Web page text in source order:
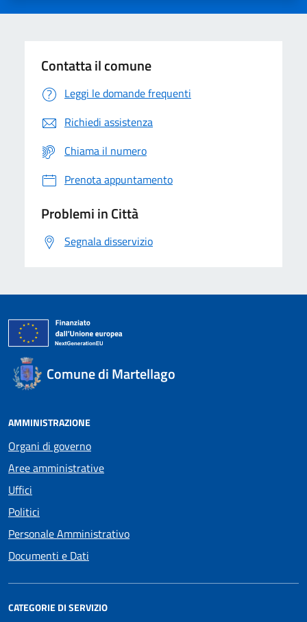
Contatta il comune
Leggi le domande frequenti
Richiedi assistenza
Chiama il numero
Prenota appuntamento
Problemi in Città
Segnala disservizio
Comune di Martellago
AMMINISTRAZIONE
Organi di governo
Aree amministrative
Uffici
Politici
Personale Amministrativo
Documenti e Dati
CATEGORIE DI SERVIZIO